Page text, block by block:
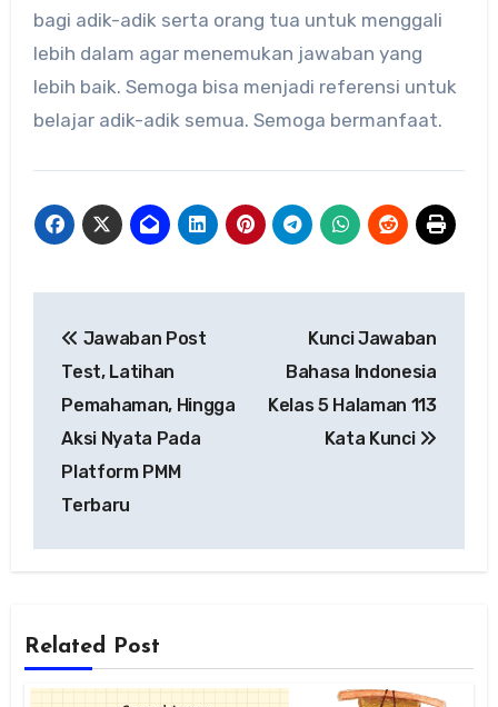
bagi adik-adik serta orang tua untuk menggali
lebih dalam agar menemukan jawaban yang
lebih baik. Semoga bisa menjadi referensi untuk
belajar adik-adik semua. Semoga bermanfaat.
pos
Jawaban Post
Test, Latihan
Pemahaman, Hingga
Aksi Nyata Pada
Platform PMM
Terbaru
Kunci Jawaban
Bahasa Indonesia
Kelas 5 Halaman 113
Kata Kunci
Related Post